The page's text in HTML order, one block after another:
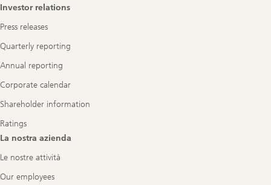
Investor relations
Press releases
Quarterly reporting
Annual reporting
Corporate calendar
Shareholder information
Ratings
La nostra azienda
Le nostre attività
Our employees